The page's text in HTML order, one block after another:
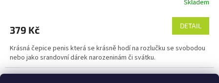
Skladem
379 Kč DETAIL
Krásná čepice penis která se krásně hodí na rozlučku se svobodou
nebo jako srandovní dárek narozeninám či svátku.
Kód:10398